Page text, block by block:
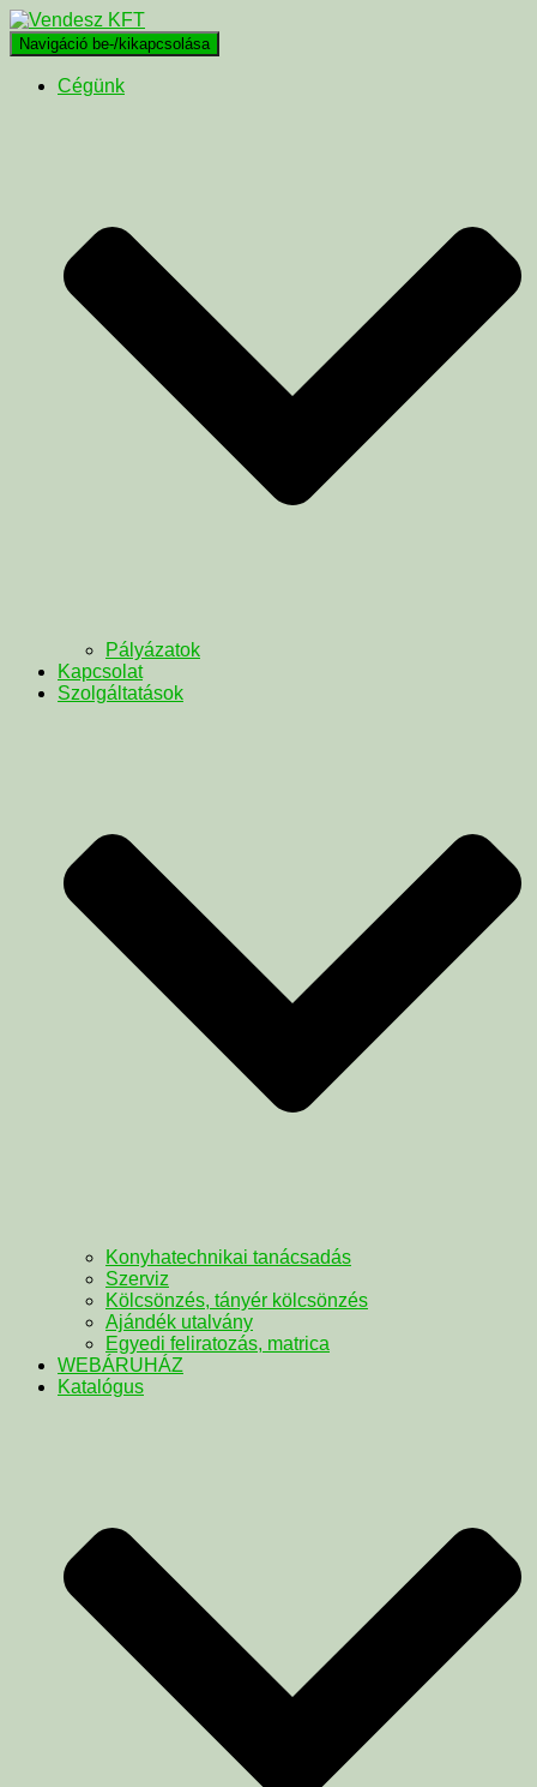
Navigáció be-/kikapcsolása
Cégünk
Pályázatok
Kapcsolat
Szolgáltatások
Konyhatechnikai tanácsadás
Szerviz
Kölcsönzés, tányér kölcsönzés
Ajándék utalvány
Egyedi feliratozás, matrica
WEBÁRUHÁZ
Katalógus